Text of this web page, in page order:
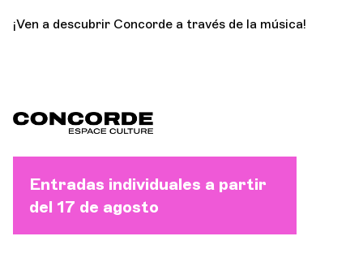
¡Ven a descubrir Concorde a través de la música!
Entradas individuales a partir
del 17 de agosto